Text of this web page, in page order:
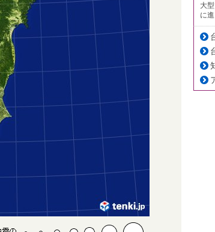
大
に